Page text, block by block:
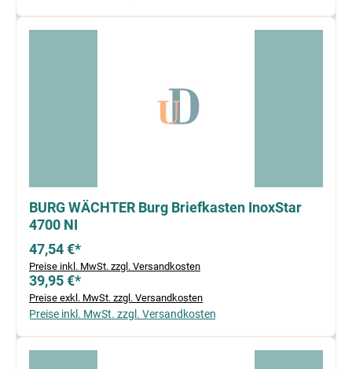
BURG WÄCHTER Burg Briefkasten InoxStar
4700 NI
47,54 €*
Preise inkl. MwSt. zzgl. Versandkosten
39,95 €*
Preise exkl. MwSt. zzgl. Versandkosten
Preise inkl. MwSt. zzgl. Versandkosten